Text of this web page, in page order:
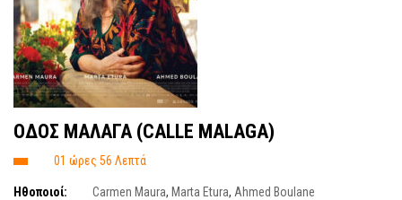
ΟΔΟΣ ΜΑΛΑΓΑ (CALLE MALAGA)
01 ώρες 56 Λεπτά
Ηθοποιοί: Carmen Maura, Marta Etura, Ahmed Boulane